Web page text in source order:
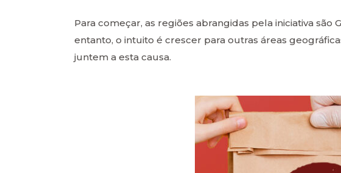
Para começar, as regiões abrangidas pela iniciativa são
entanto, o intuito é crescer para outras áreas
juntem a esta causa.